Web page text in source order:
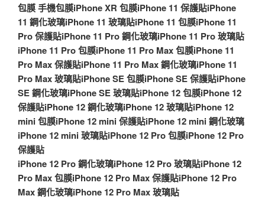
包膜手機包膜iPhone XR 包膜iPhone 11 保護貼iPhone
11 鋼化玻璃iPhone 11 玻璃貼iPhone 11 包膜iPhone 11
Pro 保護貼iPhone 11 Pro 鋼化玻璃iPhone 11 Pro 玻璃貼
iPhone 11 Pro 包膜iPhone 11 Pro Max 包膜iPhone 11
Pro Max 保護貼iPhone 11 Pro Max 鋼化玻璃iPhone 11
Pro Max 玻璃貼iPhone SE 包膜iPhone SE 保護貼iPhone
SE 鋼化玻璃iPhone SE 玻璃貼iPhone 12 包膜iPhone 12
保護貼iPhone 12 鋼化玻璃iPhone 12 玻璃貼iPhone 12
mini 包膜iPhone 12 mini 保護貼iPhone 12 mini 鋼化玻璃
iPhone 12 mini 玻璃貼iPhone 12 Pro 包膜iPhone 12 Pro
保護貼
iPhone 12 Pro 鋼化玻璃iPhone 12 Pro 玻璃貼iPhone 12
Pro Max 包膜iPhone 12 Pro Max 保護貼iPhone 12 Pro
Max 鋼化玻璃iPhone 12 Pro Max 玻璃貼